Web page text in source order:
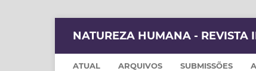
NATUREZA HUMANA - REVISTA
ATUAL ARQUIVOS SUBMISSÕES